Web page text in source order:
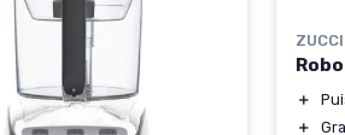
＋
＋